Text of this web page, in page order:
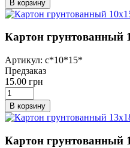
В корзину
Картон грунтованный
Артикул: с*10*15*
Предзаказ
15.00 грн
В корзину
Картон грунтованный